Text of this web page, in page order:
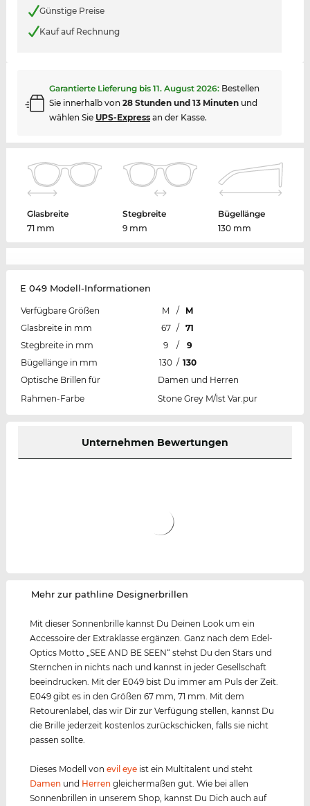
Günstige Preise
Kauf auf Rechnung
Garantierte Lieferung bis 11. August 2026: Bestellen
Sie innerhalb von 28 Stunden und 13 Minutenund
wählen Sie UPS-Expressan der Kasse.
Glasbreite
71 mm
Stegbreite
9 mm
Bügellänge
130 mm
E 049 Modell-Informationen
Verfügbare Größen M /
M
Glasbreite in mm
67 /
71
Stegbreite in mm
9 /
9
Bügellänge in mm
130 / 130
Optische Brillen für
Damen und Herren
Rahmen-Farbe
Stone Grey M/lst Var.pur
Unternehmen Bewertungen
‌Mehr zur pathline Designerbrillen
Mit dieser Sonnenbrille kannst Du Deinen Look um ein
Accessoire der Extraklasse ergänzen. Ganz nach dem Edel-
Optics Motto „SEE AND BE SEEN“ stehst Du den Stars und
Sternchen in nichts nach und kannst in jeder Gesellschaft
beeindrucken. Mit der E049 bist Du immer am Puls der Zeit.
E049 gibt es in den Größen 67 mm, 71 mm. Mit dem
Retourenlabel, das wir Dir zur Verfügung stellen, kannst Du
die Brille jederzeit kostenlos zurückschicken, falls sie nicht
passen sollte.
Dieses Modell vonevil eye ist ein Multitalent und steht
Damen und Herren gleichermaßen gut. Wie bei allen
Sonnenbrillen in unserem Shop, kannst Du Dich auch auf